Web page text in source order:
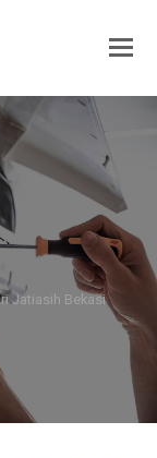
Jatiasih Bekasi